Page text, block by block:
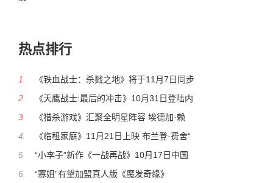
热点排行
1.
《铁血战士：杀戮之地》将于11月7日同步
2.
《天鹰战士:最后的冲击》10月31日登陆内
3.
《猎杀游戏》汇聚全明星阵容 埃德加·赖
4.
《临租家庭》11月21日上映 布兰登·费舍“
5.
“小李子”新作《一战再战》10月17日中国
6.
“寡姐”有望加盟真人版《魔发奇缘》